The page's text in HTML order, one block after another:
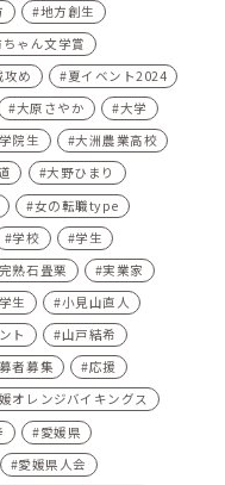
地方創生
ちゃん文学賞
攻め
夏イベント2024
大原さやか
大学
院生
大洲農業高校
大野ひまり
女の転職type
学校
学生
完熟石畳栗
実業家
生
小見山直人
ト
山戸結希
者募集
応援
オレンジバイキングス
愛媛県
愛媛県人会